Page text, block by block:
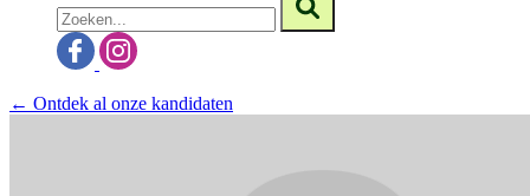
← Ontdek al onze kandidaten